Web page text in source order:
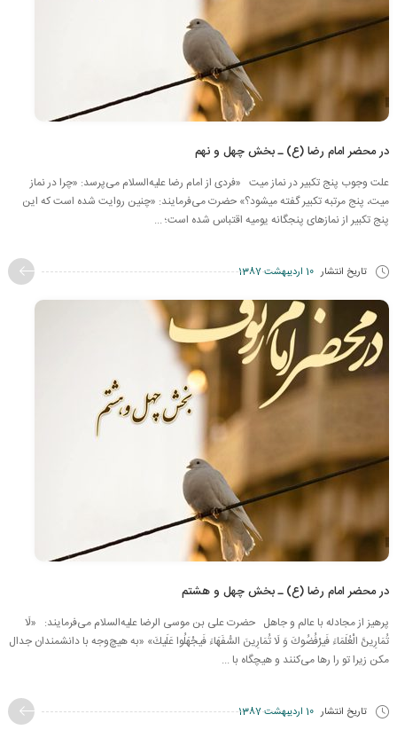
در محضر امام رضا (ع) ـ بخش چهل و نهم
علت وجوب پنج تکبیر در نماز میت «فردی از امام رضا علیه‌السلام می‌پرسد: «چرا در نماز
میت، پنج مرتبه تکبیر گفته میشود؟» حضرت می‌فرمایند: «چنین روایت شده است که این
پنج تکبیر از نمازهای پنجگانه یومیه اقتباس شده است؛ ...
تاریخ انتشار 10 اردیبهشت 1387
در محضر امام رضا (ع) ـ بخش چهل و هشتم
پرهیز از مجادله با عالم و جاهل حضرت علی بن موسی الرضا علیه‌السلام‌ می‌فرمایند: «لَا
تُمَارِینَّ الْعُلَمَاءَ فَیرْفُضُوكَ وَ لَا تُمَارِینَ‏ السُّفَهَاءَ فَیجْهَلُوا عَلَیكَ» «به هیچ‌وجه با دانشمندان جدال
مکن زیرا تو را رها می‌کنند و هیچگاه با ...
تاریخ انتشار 10 اردیبهشت 1387